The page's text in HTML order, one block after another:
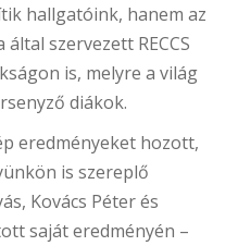
hallgatóink, hanem az
szervezett RECCS
is, melyre a világ
diákok.
eredményeket hozott,
is szereplő
Kovács Péter és
saját eredményén –